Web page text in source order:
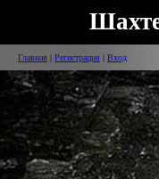
Главная | Регистрация | Вход